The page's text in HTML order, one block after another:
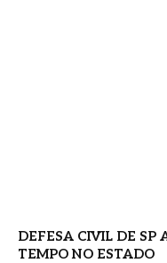
DEFESA CIVIL DE SP
TEMPO NO ESTADO